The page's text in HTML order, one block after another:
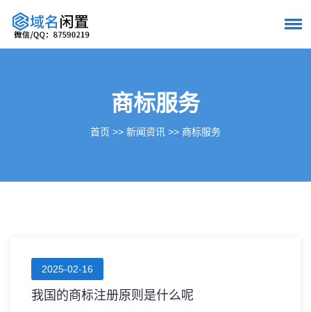
商标服务
首页 >> 新闻资讯 >> 商标服务
2025-02-16
我国的商标注册原则是什么呢